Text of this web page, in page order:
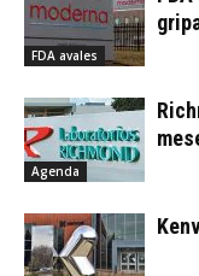
FDA avales
Agenda